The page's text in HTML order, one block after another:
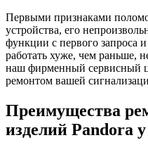
Первыми признаками
устройства, его
функции с первого запроса
работать хуже, чем раньше,
наш фирменный сервисный
ремонтом вашей
Преимущества
изделий Pandora